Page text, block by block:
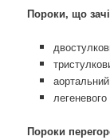
Пороки, що
Пороки